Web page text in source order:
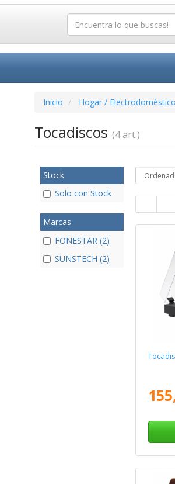
Inicio Hogar /
Tocadiscos (4 art.)
Stock
Solo con Stock
Marcas
FONESTAR (2)
SUNSTECH (2)